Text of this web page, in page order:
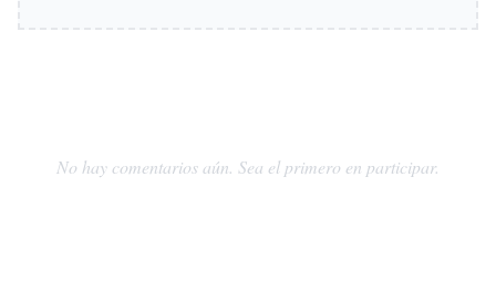
No hay comentarios aún. Sea el primero en participar.